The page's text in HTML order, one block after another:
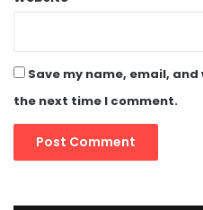
Save my name, email,
the next time I comment.